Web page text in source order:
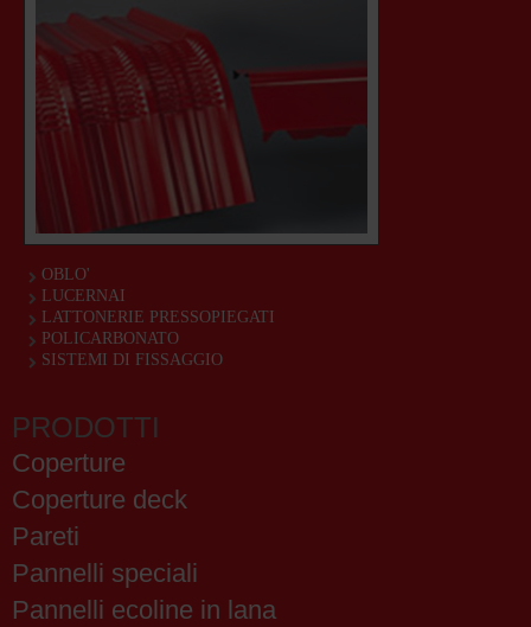
OBLO'
LUCERNAI
LATTONERIE PRESSOPIEGATI
POLICARBONATO
SISTEMI DI FISSAGGIO
PRODOTTI
Coperture
Coperture deck
Pareti
Pannelli speciali
Pannelli ecoline in lana